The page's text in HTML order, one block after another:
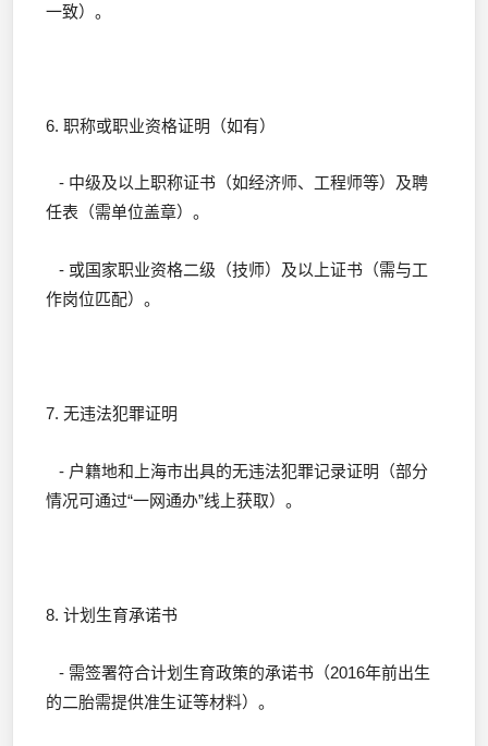
一致）。
6. 职称或职业资格证明（如有）
- 中级及以上职称证书（如经济师、工程师等）及聘
任表（需单位盖章）。
- 或国家职业资格二级（技师）及以上证书（需与工
作岗位匹配）。
7. 无违法犯罪证明
- 户籍地和上海市出具的无违法犯罪记录证明（部分
情况可通过“一网通办”线上获取）。
8. 计划生育承诺书
- 需签署符合计划生育政策的承诺书（2016年前出生
的二胎需提供准生证等材料）。